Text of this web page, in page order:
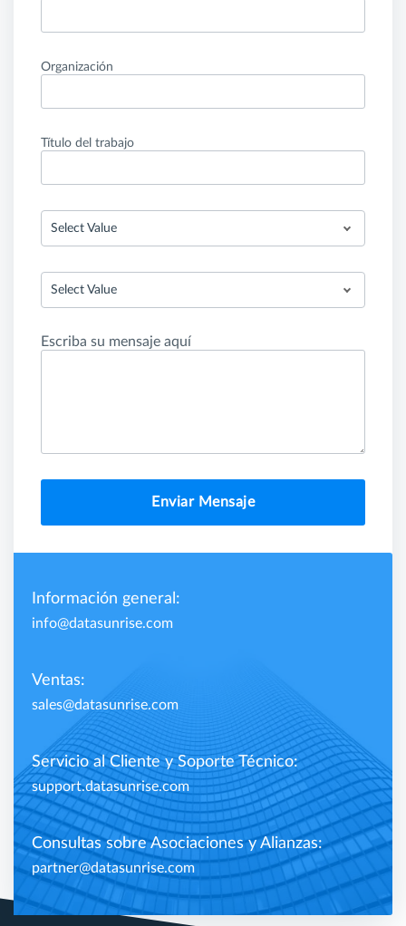
Organización
Título del trabajo
Select Value
Select Value
Escriba su mensaje aquí
Enviar Mensaje
Información general:
info@datasunrise.com
Ventas:
sales@datasunrise.com
Servicio al Cliente y Soporte Técnico:
support.datasunrise.com
Consultas sobre Asociaciones y Alianzas:
partner@datasunrise.com